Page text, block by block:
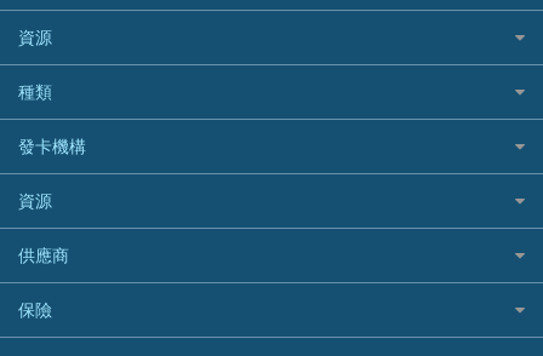
稅季/稅務貸款
網上貸款
結餘轉戶(清卡數貸款)
銀行貸款
財務公司貸款
免入息貸款
免TU貸款
急借錢
BEA 東亞銀行
BOC 中國銀行
Cashing Pro 優尚信貸
CCB(Asia) 中國建設銀行 (亞洲)
Citibank 花旗銀行
CNCBI 信銀國際
CreFIT 維信
DBS 星展銀行
DSB 大新銀行
資源
如何申請個人貸款
如何管理個人貸款
個人貸款有用資訊
清卡數貸款教學
循環貸款教學
個人化貸款產品推介 🔥全新
債務重組一覽
供樓利息扣稅
種類
網購優惠
精選外幣網購信用卡
尊尚信用卡
公司信用卡
電子錢包信用卡
日本遊信用卡攻略
發卡機構
Citibank花旗銀行
AE美國運通
DBS星展銀行
HSBC滙豐銀行
Mox
資源
Black Friday優惠
淘寶付款方式
一田購物優惠日
供應商
八達通自動增值信用卡
保險